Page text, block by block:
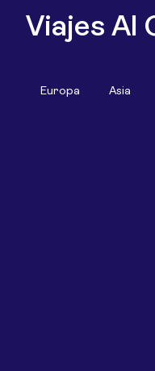
Viajes Al
Europa Asia